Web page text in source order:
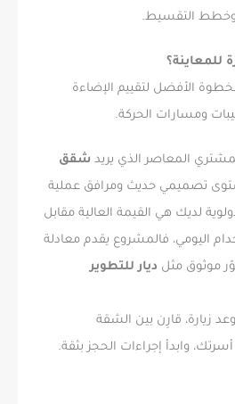
وخطط التقسيط.
للمعاينة؟
الأفضل لتقييم الإضاءة
ومسارات الحركة.
المعاصر الذي يريد شقق
تصميمي حديث ومرافق عملية
لديك هي القيمة العالية مقابل
اليومي، فالمشروع يقدم معادلة
موثوق مثل ديار للتطوير
زيارة، قارِن بين الشقة
وابدأ إجراءات الحجز بثقة.